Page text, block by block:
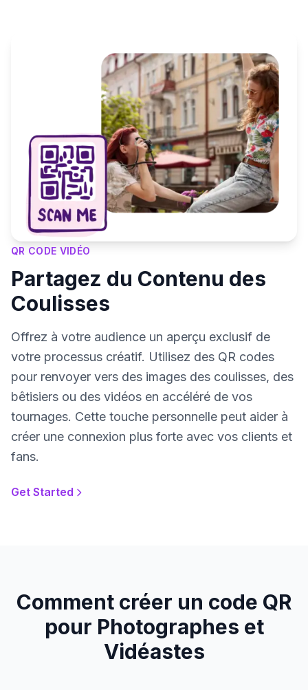
QR CODE VIDÉO
Partagez du Contenu des
Coulisses
Offrez à votre audience un aperçu exclusif de
votre processus créatif. Utilisez des QR codes
pour renvoyer vers des images des coulisses, des
bêtisiers ou des vidéos en accéléré de vos
tournages. Cette touche personnelle peut aider à
créer une connexion plus forte avec vos clients et
fans.
Get Started
Comment créer un code QR
pour Photographes et
Vidéastes